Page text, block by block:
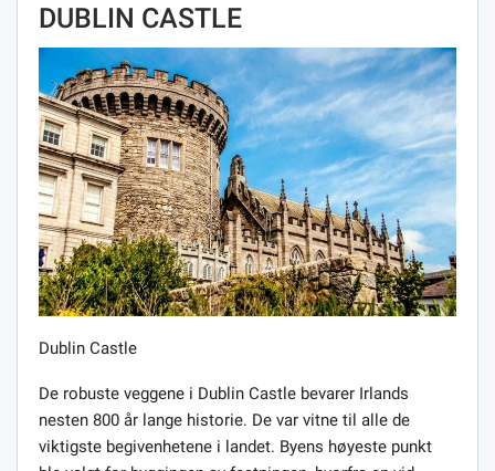
DUBLIN CASTLE
Dublin Castle
De robuste veggene i Dublin Castle bevarer Irlands
nesten 800 år lange historie. De var vitne til alle de
viktigste begivenhetene i landet. Byens høyeste punkt